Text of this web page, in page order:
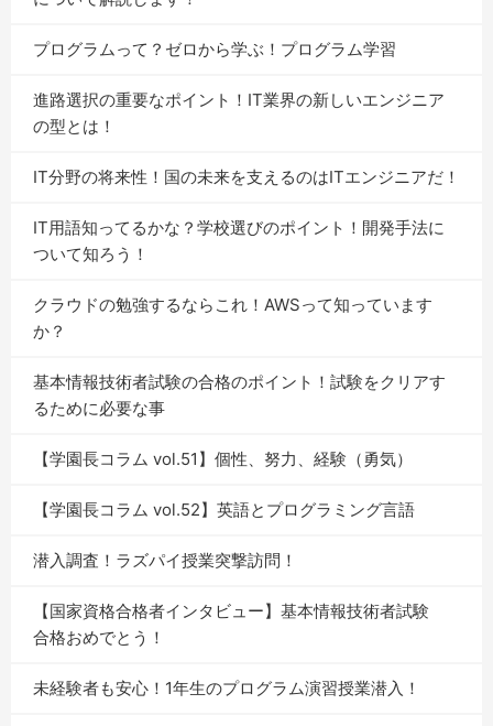
プログラムって？ゼロから学ぶ！プログラム学習
進路選択の重要なポイント！IT業界の新しいエンジニア
の型とは！
IT分野の将来性！国の未来を支えるのはITエンジニアだ！
IT用語知ってるかな？学校選びのポイント！開発手法に
ついて知ろう！
クラウドの勉強するならこれ！AWSって知っています
か？
基本情報技術者試験の合格のポイント！試験をクリアす
るために必要な事
【学園長コラム vol.51】個性、努力、経験（勇気）
【学園長コラム vol.52】英語とプログラミング言語
潜入調査！ラズパイ授業突撃訪問！
【国家資格合格者インタビュー】基本情報技術者試験
合格おめでとう！
未経験者も安心！1年生のプログラム演習授業潜入！